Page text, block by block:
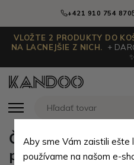
+421 910 754 870
VLOŽTE 2 PRODUKTY DO
NA LACNEJŠIE Z NICH.
+
Červená kožená
peňaženka Tsuda
Aby sme Vám zaistili ešte
používame na našom e-